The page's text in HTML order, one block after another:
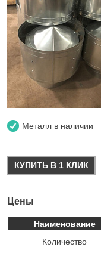
Металл в наличии
КУПИТЬ В 1 КЛИК
Цены
Наименование
Количество